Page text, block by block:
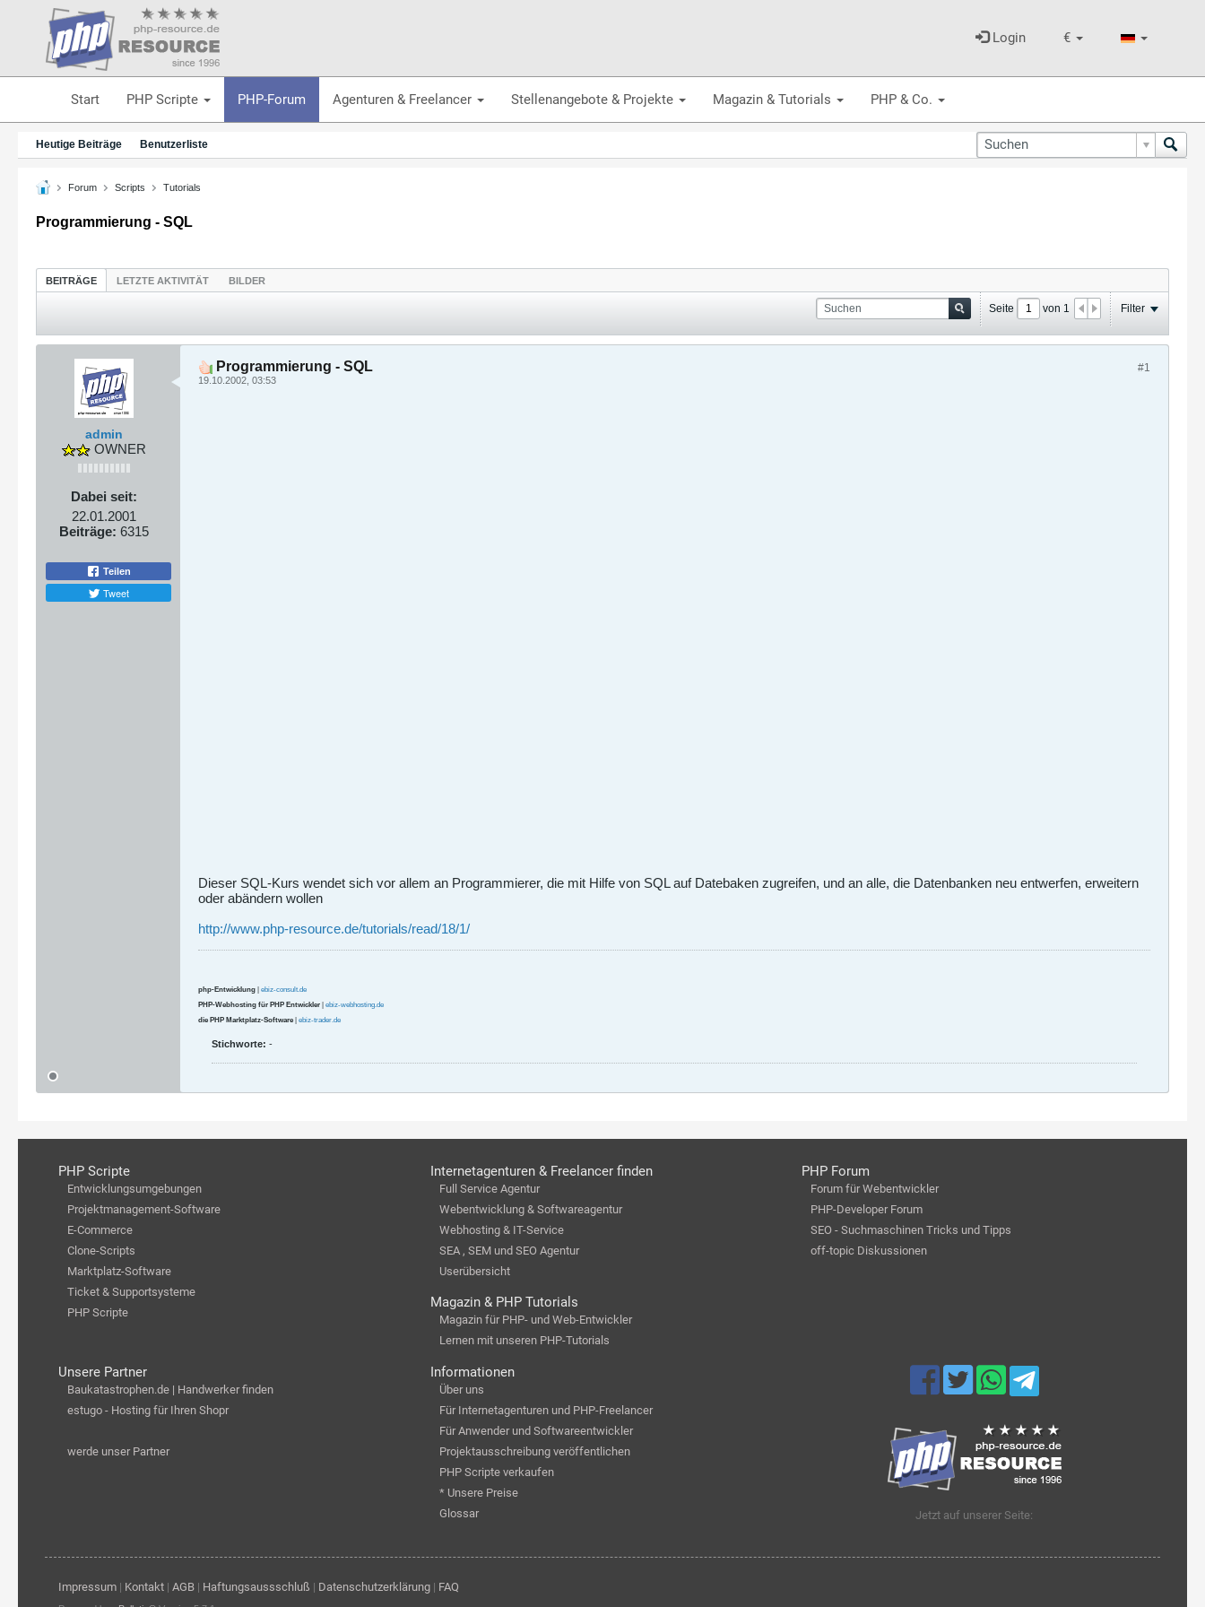
€
Login
Start PHP Scripte PHP-Forum Agenturen & Freelancer Stellenangebote & Projekte Magazin & Tutorials PHP & Co.
Heutige Beiträge Benutzerliste
Forum Scripts Tutorials
Programmierung - SQL
BEITRÄGE LETZTE AKTIVITÄT BILDER
Seite von 1 Filter
admin
OWNER
Dabei seit:
22.01.2001
Beiträge: 6315
Teilen
Tweet
#1
Programmierung - SQL
19.10.2002, 03:53
Dieser SQL-Kurs wendet sich vor allem an Programmierer, die mit Hilfe von SQL auf Datebaken zugreifen, und an alle, die Datenbanken neu entwerfen, erweitern
oder abändern wollen
http://www.php-resource.de/tutorials/read/18/1/
php-Entwicklung
ebiz-consult.de
PHP-Webhosting für PHP Entwickler
ebiz-webhosting.de
die PHP Marktplatz-Software
ebiz-trader.de
Stichworte: -
PHP Scripte
Entwicklungsumgebungen
Projektmanagement-Software
E-Commerce
Clone-Scripts
Marktplatz-Software
Ticket & Supportsysteme
PHP Scripte
Internetagenturen & Freelancer finden
Full Service Agentur
Webentwicklung & Softwareagentur
Webhosting & IT-Service
SEA , SEM und SEO Agentur
Userübersicht
Magazin & PHP Tutorials
Magazin für PHP- und Web-Entwickler
Lernen mit unseren PHP-Tutorials
PHP Forum
Forum für Webentwickler
PHP-Developer Forum
SEO - Suchmaschinen Tricks und Tipps
off-topic Diskussionen
Unsere Partner
Baukatastrophen.de | Handwerker finden
estugo - Hosting für Ihren Shopr
werde unser Partner
Informationen
Über uns
Für Internetagenturen und PHP-Freelancer
Für Anwender und Softwareentwickler
Projektausschreibung veröffentlichen
PHP Scripte verkaufen
* Unsere Preise
Glossar
Jetzt auf unserer Seite:
Impressum| Kontakt| AGB| Haftungsaussschluß | Datenschutzerklärung| FAQ